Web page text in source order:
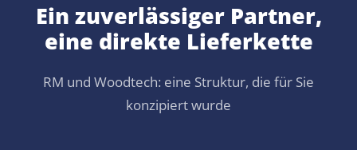
Ein zuverlässiger Partner,
eine direkte Lieferkette
RM und Woodtech: eine Struktur, die für Sie
konzipiert wurde